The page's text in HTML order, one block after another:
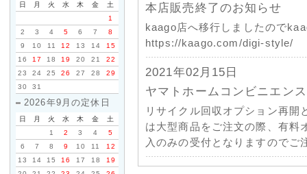
日 月 火 水 木 金
土
1
2
3 4 5 6 7
8
9
10 11 12 13 14
15
16
17 18 19 20 21
22
23
24 25 26 27 28
29
30
31
2026年9月の定休日
日 月 火 水 木 金
土
1
2 3 4
5
6
7 8 9 10 11
12
13
14 15 16 17 18
19
本店販売終了のお知らせ
kaago店へ移行しましたので
https://kaago.com/digi-style/
2021年02月15日
ヤマトホームコンビニエン
リサイクル回収オプション再開
は大型商品をご注文の際、有料
入のみの受付となりますのでご